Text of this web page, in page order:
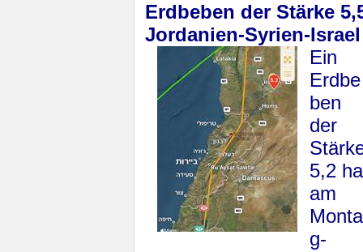
Erdbeben der Stärke
Jordanien-Syrien-Israel
Ein
Erdbe
ben
der
5,2
am
Monta
g­